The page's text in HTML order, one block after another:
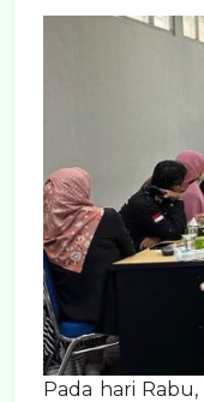
Pada hari